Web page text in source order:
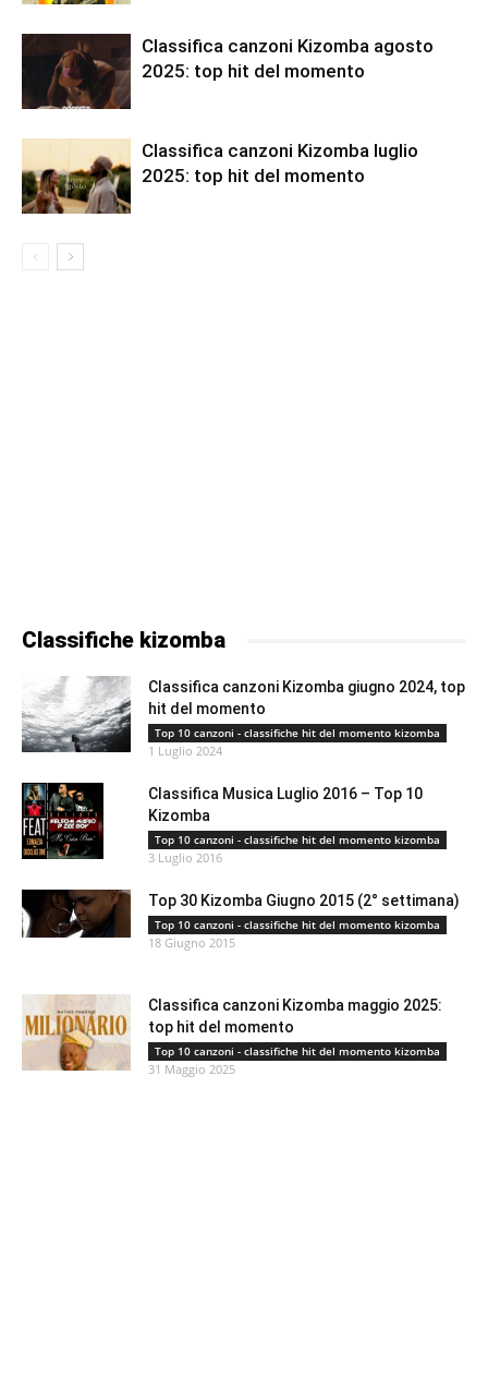
Classifica canzoni Kizomba agosto
2025: top hit del momento
Classifica canzoni Kizomba luglio
2025: top hit del momento
Classifiche kizomba
Classifica canzoni Kizomba giugno 2024, top
hit del momento
Top 10 canzoni - classifiche hit del momento kizomba
1 Luglio 2024
Classifica Musica Luglio 2016 – Top 10
Kizomba
Top 10 canzoni - classifiche hit del momento kizomba
3 Luglio 2016
Top 30 Kizomba Giugno 2015 (2° settimana)
Top 10 canzoni - classifiche hit del momento kizomba
18 Giugno 2015
Classifica canzoni Kizomba maggio 2025:
top hit del momento
Top 10 canzoni - classifiche hit del momento kizomba
31 Maggio 2025